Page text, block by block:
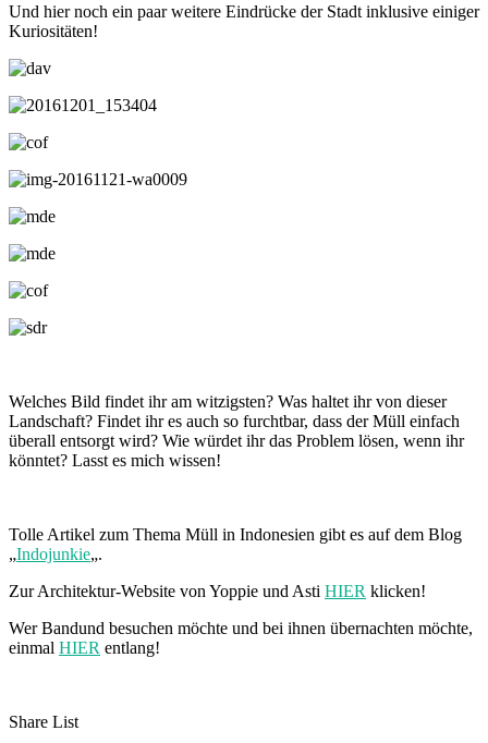
Und hier noch ein paar weitere Eindrücke der Stadt inklusive einiger
Kuriositäten!
Welches Bild findet ihr am witzigsten? Was haltet ihr von dieser
Landschaft? Findet ihr es auch so furchtbar, dass der Müll einfach
überall entsorgt wird? Wie würdet ihr das Problem lösen, wenn ihr
könntet? Lasst es mich wissen!
Tolle Artikel zum Thema Müll in Indonesien gibt es auf dem Blog
„Indojunkie„.
Zur Architektur-Website von Yoppie und Asti HIER klicken!
Wer Bandund besuchen möchte und bei ihnen übernachten möchte,
einmal HIER entlang!
Share List